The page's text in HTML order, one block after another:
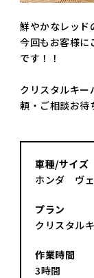
鮮やかなレッド
今回もお客様に
です！！
クリスタルキー
頼・ご相談お待
車種/サイズ
ホンダ ヴ
プラン
クリスタル
作業時間
3時間